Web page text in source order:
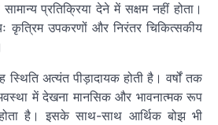
प्रतिक्रिया देने में सक्षम नहीं होता।
कृत्रिम उपकरणों और निरंतर चिकित्सकीय
स्थिति अत्यंत पीड़ादायक होती है। वर्षों तक
में देखना मानसिक और भावनात्मक रूप
है। इसके साथ-साथ आर्थिक बोझ भी